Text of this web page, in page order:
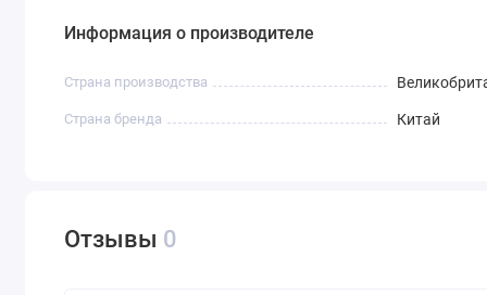
Информация о производителе
Страна производства
Страна бренда Китай
Отзывы 0